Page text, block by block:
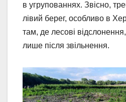
в угрупованнях. Звісно,
лівий берег, особливо в
там, де лесові
лише після звільнення.